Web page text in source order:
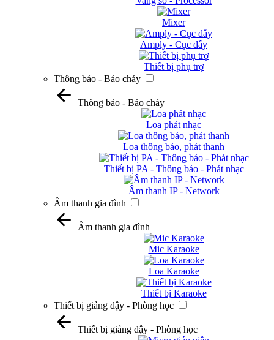
Mixer
Amply - Cục đẩy
Thiết bị phụ trợ
Thông báo - Báo cháy
Thông báo - Báo cháy
Loa phát nhạc
Loa thông báo, phát thanh
Thiết bị PA - Thông báo - Phát nhạc
Âm thanh IP - Network
Âm thanh gia đình
Âm thanh gia đình
Mic Karaoke
Loa Karaoke
Thiết bị Karaoke
Thiết bị giảng dậy - Phòng học
Thiết bị giảng dậy - Phòng học